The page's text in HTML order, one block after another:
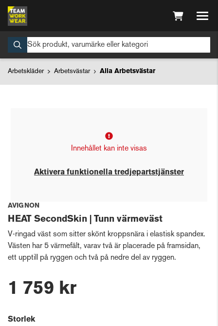
Arbetskläder Arbetsvästar Alla Arbetsvästar
Innehållet kan inte visas
Aktivera funktionella tredjepartstjänster
AVIGNON
HEAT SecondSkin | Tunn värmeväst
V-ringad väst som sitter skönt kroppsnära i elastisk spandex.
Västen har 5 värmefält, varav två är placerade på framsidan,
ett upptill på ryggen och två på nedre del av ryggen.
1 759 kr
Storlek